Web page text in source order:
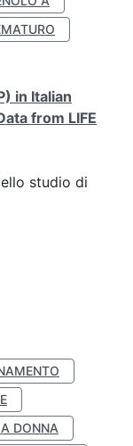
in Italian
from LIFE
studio di
DONNA